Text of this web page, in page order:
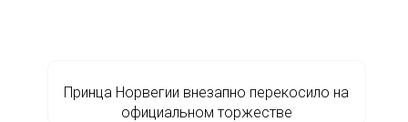
Принца Норвегии внезапно перекосило на
официальном торжестве